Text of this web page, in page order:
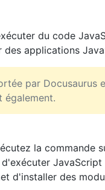
du code
applications
par Docusaurus
également.
la commande
JavaScript
d'installer des